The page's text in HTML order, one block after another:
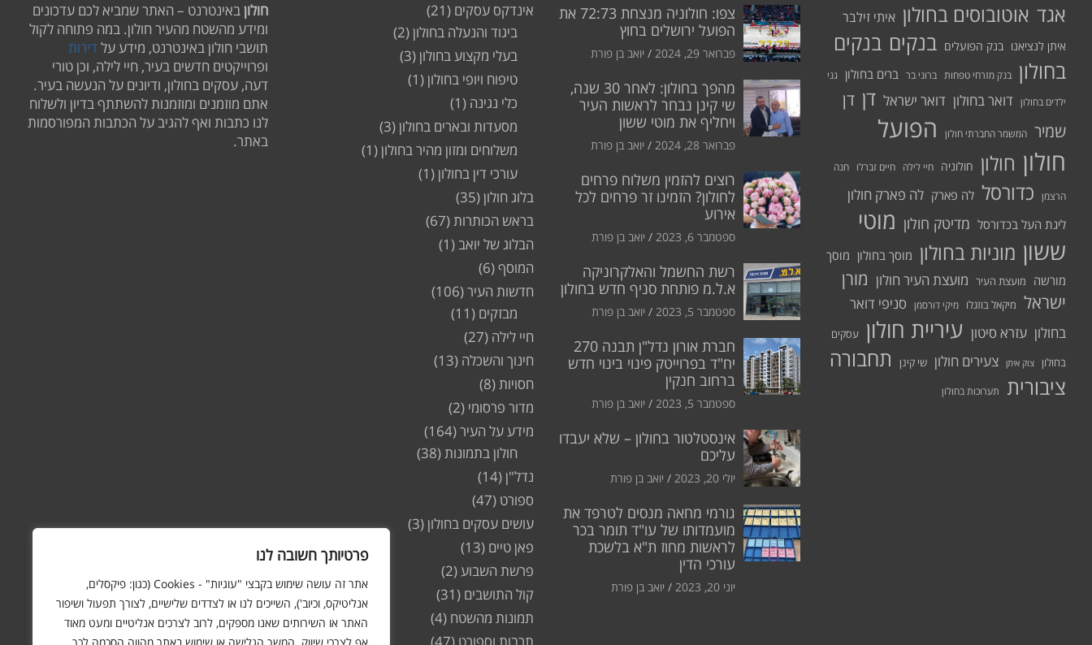
פרטיותך חשובה לנו
אתר זה עושה שימוש בקבצי "עוגיות" - Cookies (כגון: פיקסלים,
אנליטיקס, וכיוב'), השייכים לנו או לצדדים שלישיים, לצורך תפעול ושיפור
האתר או השירותים שאנו מספקים, לרוב לצרכים אנליטיים ומעט מאוד
אגד אוטובוסים בחולון איתי זילבר
איתן לנציאנו בנק הפועלים בנקים בנקים
בחולון בנק מזרחי טפחות ברוני בר ברים בחולון גני
ילדים בחולון דואר בחולון דואר ישראל דן דן
שמיר המשמר החברתי חולון
הפועל
חולון חולון חולוניה חיי לילה חיים זברלו חנה
הרצמן כדורסל לה פארק לה פארק חולון
ליגת העל בכדורסל מדיטק חולון מוטי
ששון מוניות בחולון מוסך בחולון מוסך
מורשה
מועצת העיר מועצת העיר חולון מורן
ישראל מיקאל בוזגלו מיקי דורסמן סניפי דואר
בחולון עזרא סיטון עיריית חולון עסקים
בחולון
צוק איתן צעירים חולון שי קינן
תחבורה
ציבורית
תערוכות בחולון
צפו: חולוניה מנצחת 72:73 את
הפועל ירושלים בחוץ
פברואר 29, 2024 יואב בן פורת
מהפך בחולון: לאחר 30 שנה,
שי קינן נבחר לראשות העיר
ויחליף את מוטי ששון
פברואר 28, 2024 יואב בן פורת
רוצים להזמין משלוח פרחים
לחולון? הזמינו זר פרחים לכל
אירוע
ספטמבר 6, 2023 יואב בן פורת
רשת החשמל והאלקרוניקה
א.ל.מ פותחת סניף חדש בחולון
ספטמבר 5, 2023 יואב בן פורת
חברת אורון נדל"ן תבנה 270
יח"ד בפרוייטק פינוי בינוי חדש
ברחוב חנקין
ספטמבר 5, 2023 יואב בן פורת
אינסטלטור בחולון – שלא יעבדו
עליכם
יולי 20, 2023 יואב בן פורת
גורמי מחאה מנסים לטרפד את
מועמדותו של עו"ד תומר בכר
לראשות מחוז ת"א בלשכת
עורכי הדין
יוני 20, 2023 יואב בן פורת
אינדקס עסקים (21)
ביגוד והנעלה בחולון(2)
בעלי מקצוע בחולון(3)
טיפוח ויופי בחולון(1)
כלי נגינה (1)
מסעדות ובארים בחולון(3)
משלוחים ומזון מהיר בחולון(1)
עורכי דין בחולון(1)
בלוג חולון(35)
בראש הכותרות(67)
הבלוג של יואב (1)
המוסף(6)
חדשות העיר(106)
מבזקים (11)
חיי לילה (27)
חינוך והשכלה (13)
חסויות(8)
מדור פרסומי (2)
מידע על העיר(164)
חולון בתמונות(38)
נדל"ן(14)
ספורט (47)
עושים עסקים בחולון(3)
פאן טיים (13)
פרשת השבוע(2)
קול התושבים (31)
תמונות מהשטח (4)
חולוןבאינטרנט – האתר שמביא לכם עדכונים
ומידע מהשטח מהעיר חולון. במה פתוחה לקול
תושבי חולון באינטרנט, מידע על דירות
ופרוייקטים חדשים בעיר, חיי לילה, וכן טורי
דעה, עסקים בחולון, ודיונים על הנעשה בעיר.
אתם מוזמנים ומוזמנות להשתתף בדיון ולשלוח
לנו כתבות ואף להגיב על הכתבות המפורסמות
באתר.